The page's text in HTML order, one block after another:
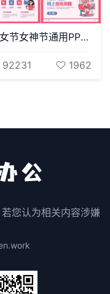
妇女节女神节通用PPT模板(36)
92231 1962
您认为相关内容涉嫌